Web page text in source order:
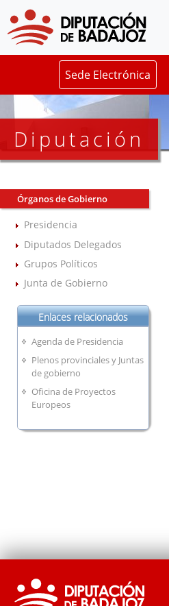
Sede Electrónica
Diputación
Órganos de Gobierno
Presidencia
Diputados Delegados
Grupos Políticos
Junta de Gobierno
Enlaces relacionados
Agenda de Presidencia
Plenos provinciales y Juntas
de gobierno
Oficina de Proyectos
Europeos